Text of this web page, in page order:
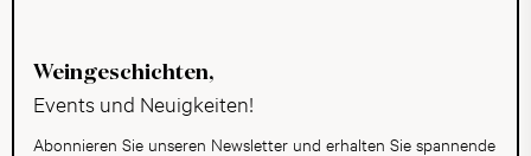
Weingeschichten,
Events und Neuigkeiten!
Abonnieren Sie unseren Newsletter und erhalten Sie spannende